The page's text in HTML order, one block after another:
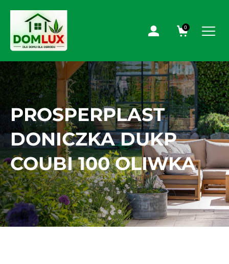
0
PROSPERPLAST
DONICZKA DUKP
COUBI 100 OLIWKA